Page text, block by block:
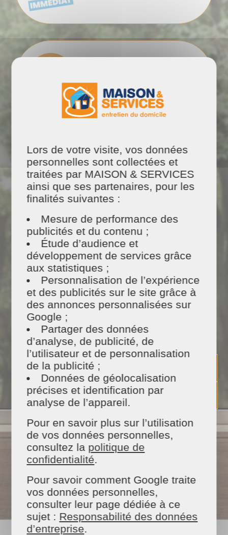
0responsabilité
1 prestationsur mesure
1 intervenant
sélectionné, formé et
encadré
Du matériel et des
produits100% naturels
Un tarif ajusté
* Selon Loi de finances en vigueur
Lors de votre visite, vos données
personnelles sont collectées et
traitées par MAISON & SERVICES
ainsi que ses partenaires, pour les
finalités suivantes :
Mesure de performance des
publicités et du contenu ;
Étude d’audience et
développement de services grâce
aux statistiques ;
Personnalisation de l’expérience
et des publicités sur le site grâce à
des annonces personnalisées sur
Google ;
Partager des données
d’analyse, de publicité, de
l’utilisateur et de personnalisation
de la publicité ;
Données de géolocalisation
précises et identification par
analyse de l’appareil.
Pour en savoir plus sur l’utilisation
de vos données personnelles,
consultez la politique de
confidentialité.
Pour savoir comment Google traite
vos données personnelles,
consulter leur page dédiée à ce
sujet : Responsabilité des données
d’entreprise.